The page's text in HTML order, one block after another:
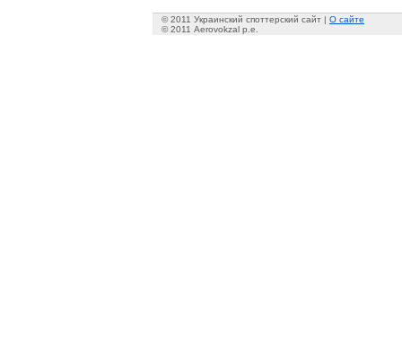
© 2011 Украинский споттерский сайт | О сайте
© 2011 Aerovokzal p.e.